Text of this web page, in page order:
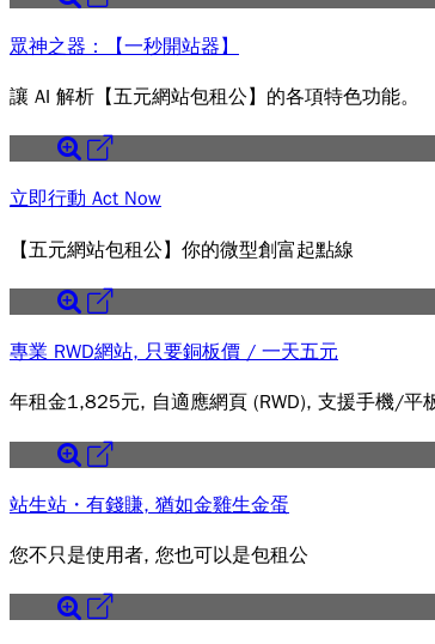
眾神之器：【一秒開站器】
讓 AI 解析【五元網站包租公】的各項特色功能。
立即行動 Act Now
【五元網站包租公】你的微型創富起點線
專業 RWD網站, 只要銅板價 / 一天五元
年租金1,825元, 自適應網頁 (RWD), 支援手機/平
站生站・有錢賺, 猶如金雞生金蛋
您不只是使用者, 您也可以是包租公